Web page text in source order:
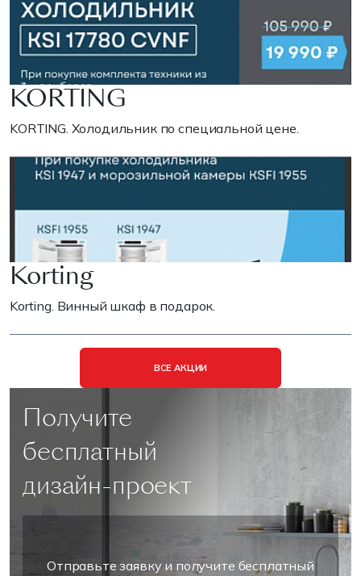
KORTING
KORTING. Холодильник по специальной цене.
Korting
Korting. Винный шкаф в подарок.
ВСЕ АКЦИИ
Получите
бесплатный
дизайн-проект
Отправьте заявку и получите бесплатный